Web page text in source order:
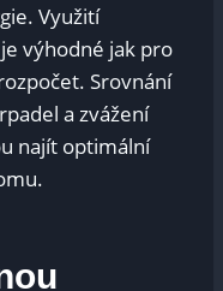
Využití
výhodné jak pro
Srovnání
a zvážení
najít optimální